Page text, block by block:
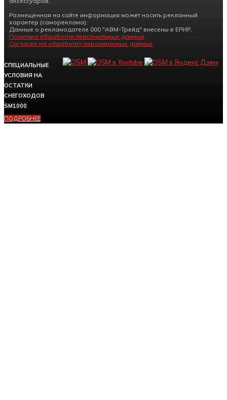
Размещенная на сайте информация может носить рекламный
характер (самореклама).
Данные о рекламодателе 000 "АВМ-Трейд" внесены в ЕРИР.
Политика обработки персональных данных
Согласие на обработку персональных данных
СПЕЦИАЛЬНЫЕ
УСЛОВИЯ НА
ОСТАТКИ
СНЕГОХОДОВ
SM1000
ПОДРОБНЕЕ